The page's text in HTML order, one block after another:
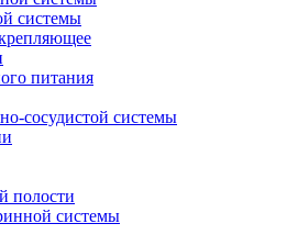
системы
питания
сосудистой системы
полости
системы